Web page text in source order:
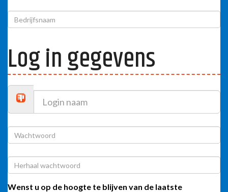
Log in gegevens
Wenst u op de hoogte te blijven van de laatste